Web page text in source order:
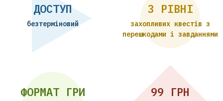
ДОСТУП
безтерміновий
3 РІВНІ
захопливих квестів з
перешкодами і завданнями
ФОРМАТ ГРИ 99 ГРН